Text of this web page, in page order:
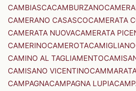
CAMBIASCACAMBURZANO
CAMERANO CASASCOCAMERATA
CAMERATA NUOVACAMERATA
CAMERINOCAMEROTACAMIGLIANO
CAMINO AL TAGLIAMENTO
CAMISANO VICENTINO
CAMPAGNACAMPAGNA LUPIA